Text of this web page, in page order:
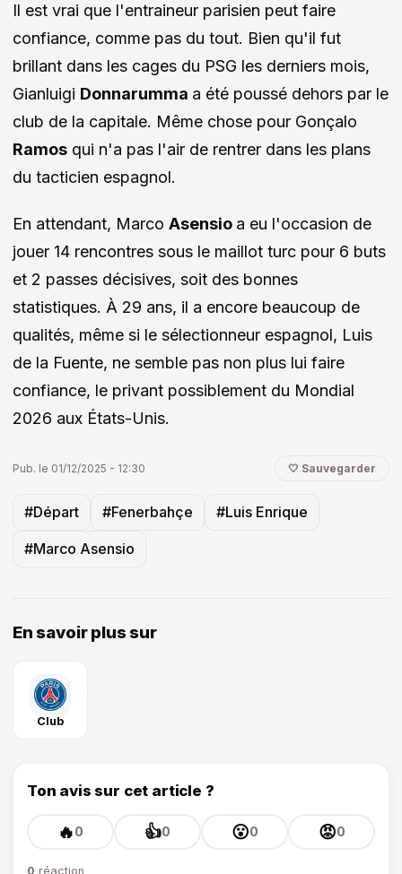
Il est vrai que l'entraineur parisien peut faire
confiance, comme pas du tout. Bien qu'il fut
brillant dans les cages du PSG les derniers mois,
Gianluigi Donnarumma a été poussé dehors par le
club de la capitale. Même chose pour Gonçalo
Ramos qui n'a pas l'air de rentrer dans les plans
du tacticien espagnol.
En attendant, Marco Asensio a eu l'occasion de
jouer 14 rencontres sous le maillot turc pour 6 buts
et 2 passes décisives, soit des bonnes
statistiques. À 29 ans, il a encore beaucoup de
qualités, même si le sélectionneur espagnol, Luis
de la Fuente, ne semble pas non plus lui faire
confiance, le privant possiblement du Mondial
2026 aux États-Unis.
Pub. le 01/12/2025 - 12:30 🤍 Sauvegarder
#Départ #Fenerbahçe #Luis Enrique
#Marco Asensio
En savoir plus sur
Club
Ton avis sur cet article ?
🔥0 👍0 😮0 😡0
0 réaction